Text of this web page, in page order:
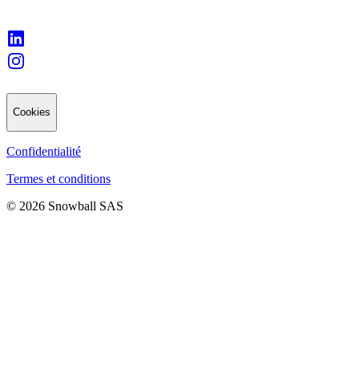
Cookies
Confidentialité
Termes et conditions
© 2026 Snowball SAS